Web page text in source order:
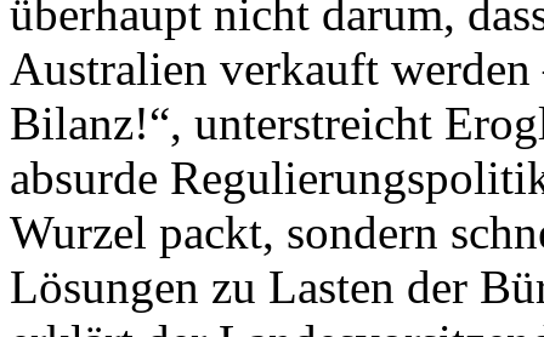
überhaupt nicht darum,
Australien verkauft
Bilanz!“, unterstreicht
absurde
Wurzel packt, sondern
Lösungen zu Lasten der